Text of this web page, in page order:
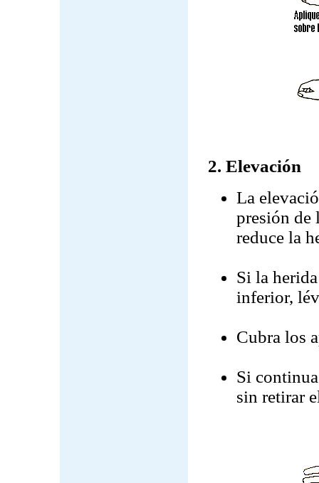
2. Elevación
La
presión de
reduce la
Si la
inferior,
Cubra los
Si
sin retirar